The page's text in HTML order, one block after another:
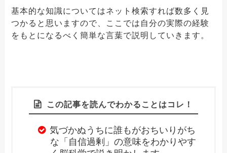
基本的な知識についてはネット検索すれば数多く見
つかると思いますので、ここでは自分の実際の経験
をもとになるべく簡単な言葉で説明していきます。
この記事を読んでわかることはコレ！
気づかぬうちに誰もがおちいりがち
な「自信過剰」の意味をわかりやす